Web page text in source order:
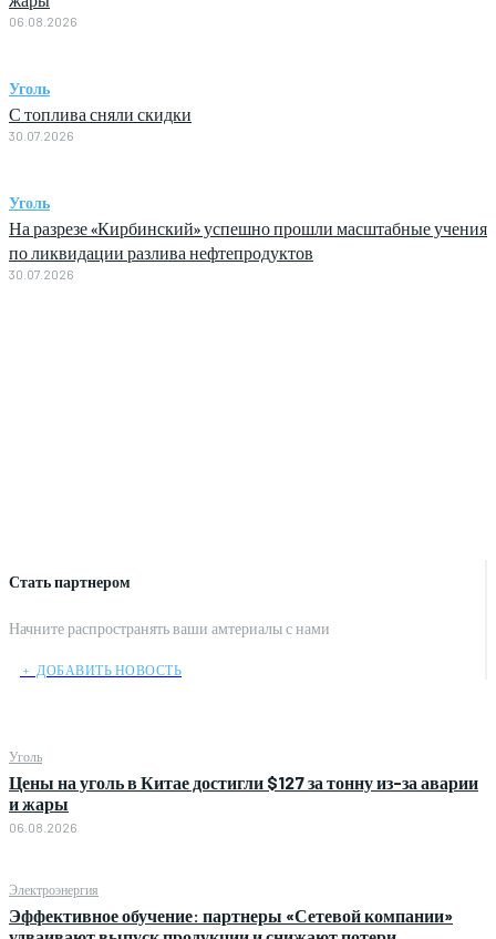
Стать партнером
Начните распространять ваши амтериалы с нами
﹢ ДОБАВИТЬ НОВОСТЬ
Уголь
Цены на уголь в Китае достигли $127 за тонну из-за аварии
и жары
06.08.2026
Электроэнергия
Эффективное обучение: партнеры «Сетевой компании»
06.08.2026
Уголь
С топлива сняли скидки
30.07.2026
Уголь
На разрезе «Кирбинский» успешно прошли масштабные учения
по ликвидации разлива нефтепродуктов
30.07.2026